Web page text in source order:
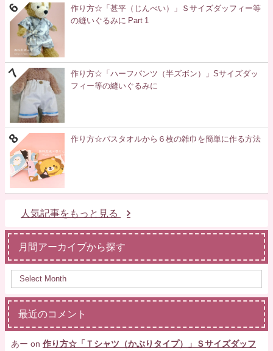
作り方☆「甚平（じんべい）」Ｓサイズダッフィー等
の縫いぐるみに Part 1
作り方☆「ハーフパンツ（半ズボン）」Sサイズダッ
フィー等の縫いぐるみに
作り方☆バスタオルから６枚の雑巾を簡単に作る方法
人気記事をもっと見る
月間アーカイブから探す
最近のコメント
あー on 作り方☆「Ｔシャツ（かぶりタイプ）」Ｓサイズダッフ